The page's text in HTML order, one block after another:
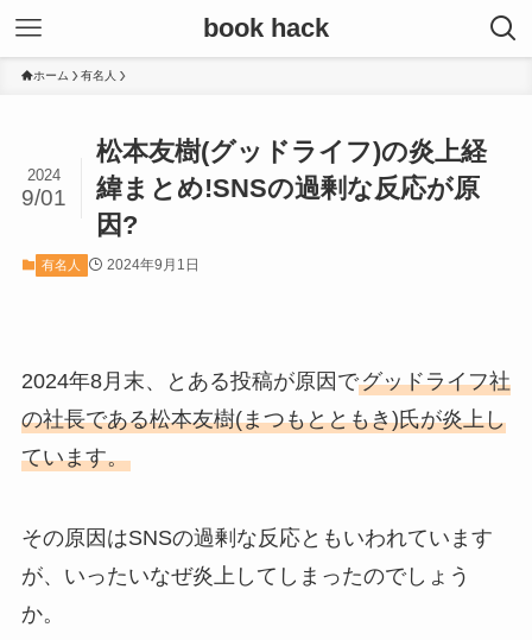
book hack
ホーム 有名人
松本友樹(グッドライフ)の炎上経
緯まとめ!SNSの過剰な反応が原
因?
2024
9/01
有名人 2024年9月1日
2024年8月末、とある投稿が原因でグッドライフ社
の社長である松本友樹(まつもとともき)氏が炎上し
ています。
その原因はSNSの過剰な反応ともいわれています
が、いったいなぜ炎上してしまったのでしょう
か。